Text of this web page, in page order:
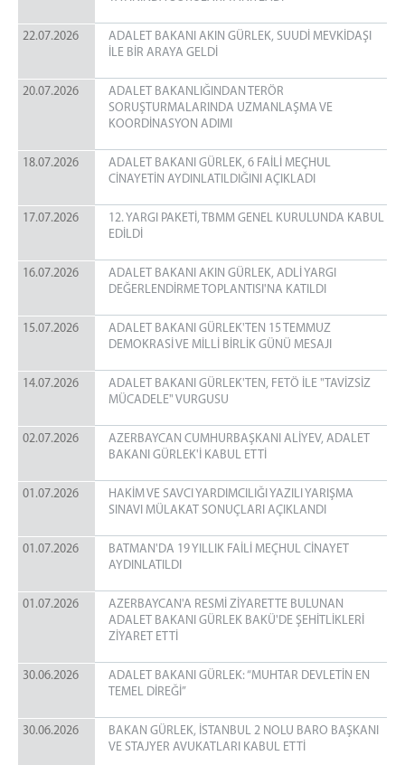
22.07.2026
ADALET BAKANI AKIN GÜRLEK, SUUDİ MEVKİDAŞI
İLE BİR ARAYA GELDİ
20.07.2026
ADALET BAKANLIĞINDAN TERÖR
SORUŞTURMALARINDA UZMANLAŞMA VE
KOORDİNASYON ADIMI
18.07.2026
ADALET BAKANI GÜRLEK, 6 FAİLİ MEÇHUL
CİNAYETİN AYDINLATILDIĞINI AÇIKLADI
17.07.2026
12. YARGI PAKETİ, TBMM GENEL KURULUNDA KABUL
EDİLDİ
16.07.2026
ADALET BAKANI AKIN GÜRLEK, ADLİ YARGI
DEĞERLENDİRME TOPLANTISI'NA KATILDI
15.07.2026
ADALET BAKANI GÜRLEK'TEN 15 TEMMUZ
DEMOKRASİ VE MİLLİ BİRLİK GÜNÜ MESAJI
14.07.2026
ADALET BAKANI GÜRLEK'TEN, FETÖ İLE "TAVİZSİZ
MÜCADELE" VURGUSU
02.07.2026
AZERBAYCAN CUMHURBAŞKANI ALİYEV, ADALET
BAKANI GÜRLEK'İ KABUL ETTİ
01.07.2026
HAKİM VE SAVCI YARDIMCILIĞI YAZILI YARIŞMA
SINAVI MÜLAKAT SONUÇLARI AÇIKLANDI
01.07.2026
BATMAN'DA 19 YILLIK FAİLİ MEÇHUL CİNAYET
AYDINLATILDI
01.07.2026
AZERBAYCAN'A RESMİ ZİYARETTE BULUNAN
ADALET BAKANI GÜRLEK BAKÜ'DE ŞEHİTLİKLERİ
ZİYARET ETTİ
30.06.2026
ADALET BAKANI GÜRLEK: “MUHTAR DEVLETİN EN
TEMEL DİREĞİ”
30.06.2026
BAKAN GÜRLEK, İSTANBUL 2 NOLU BARO BAŞKANI
VE STAJYER AVUKATLARI KABUL ETTİ